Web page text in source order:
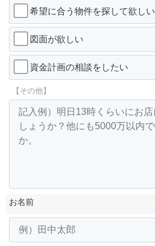
希望に合う物件を探して欲しい
図面が欲しい
資金計画の相談をしたい
【その他】
お名前